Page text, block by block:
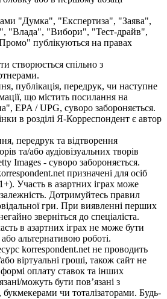
"Думка", "Експертиза", "Заява",
"Влада", "Вибори", "Тест-драйв",
публікуються на правах
створюється спільно з
публікація, передрук, чи наступне
що містить посилання на
EPA / UPG, суворо забороняється.
в розділі Я-Корреспондент є автор
передрук та відтворення
та/або аудіовізуальних творів
Images - суворо забороняється.
призначені для осіб
Участь в азартних іграх може
Дотримуйтесь правил
гри. При виявленні перших
зверніться до спеціаліста.
в азартних іграх не може бути
альтернативою роботі.
korrespondent.net не проводить
віртуальні гроші, також сайт не
оплату ставок та інших
можуть бути пов’язані з
чи тоталізаторами. Будь-